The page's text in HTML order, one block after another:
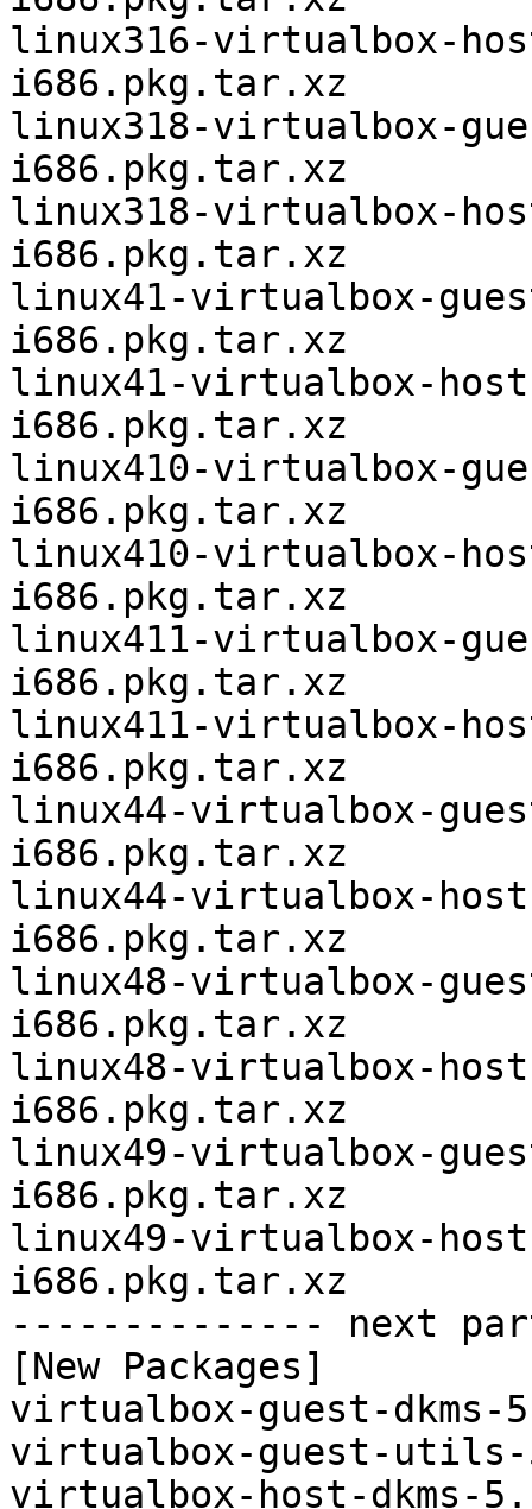
linux316-virtualbox-
i686.pkg.tar.xz
linux318-virtualbox-
i686.pkg.tar.xz
linux318-virtualbox-
i686.pkg.tar.xz
linux41-virtualbox-
i686.pkg.tar.xz
linux41-virtualbox-
i686.pkg.tar.xz
linux410-virtualbox-
i686.pkg.tar.xz
linux410-virtualbox-
i686.pkg.tar.xz
linux411-virtualbox-
i686.pkg.tar.xz
linux411-virtualbox-
i686.pkg.tar.xz
linux44-virtualbox-
i686.pkg.tar.xz
linux44-virtualbox-
i686.pkg.tar.xz
linux48-virtualbox-
i686.pkg.tar.xz
linux48-virtualbox-
i686.pkg.tar.xz
linux49-virtualbox-
i686.pkg.tar.xz
linux49-virtualbox-
i686.pkg.tar.xz
-------------- next
[New Packages]
virtualbox-guest-
virtualbox-guest-